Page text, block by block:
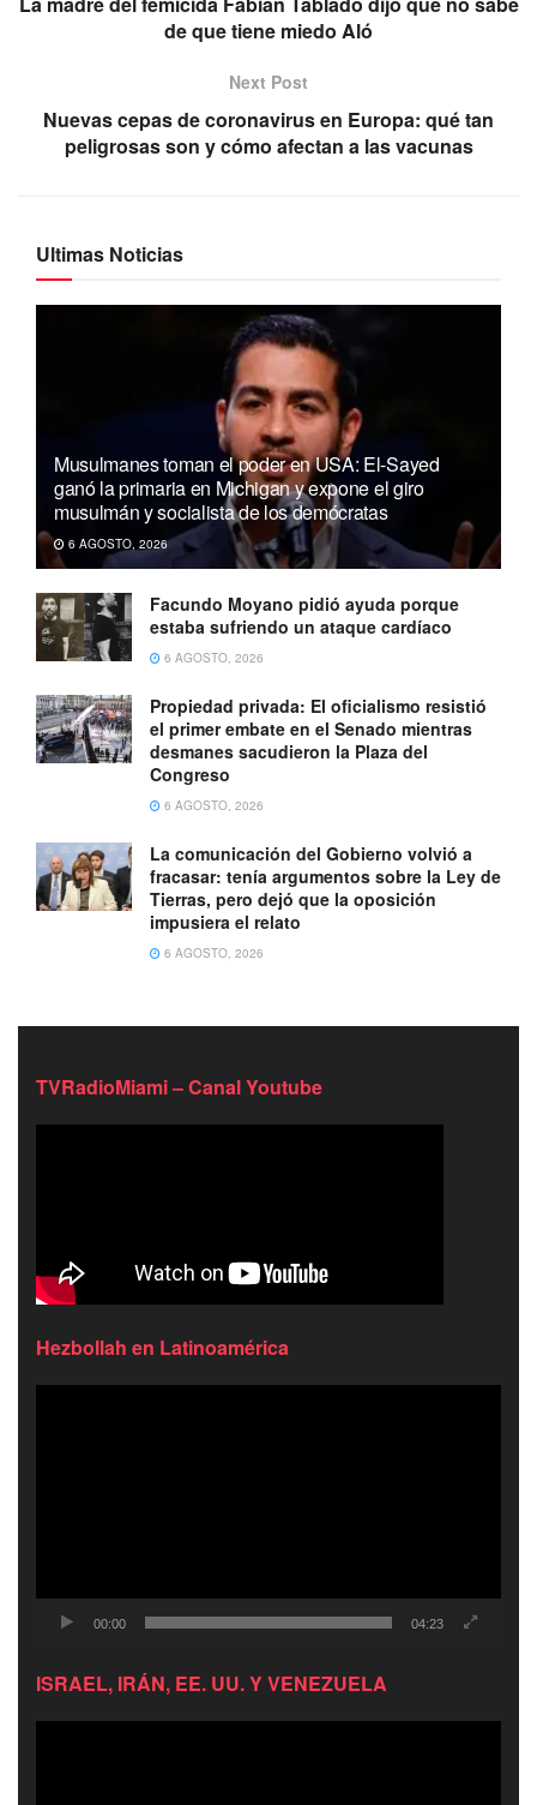
de que tiene miedo Aló
Next Post
Nuevas cepas de coronavirus en Europa: qué tan
peligrosas son y cómo afectan a las vacunas
Ultimas Noticias
Musulmanes toman el poder en USA: El-Sayed
ganó la primaria en Michigan y expone el giro
musulmán y socialista de los demócratas
6 AGOSTO, 2026
Facundo Moyano pidió ayuda porque
estaba sufriendo un ataque cardíaco
6 AGOSTO, 2026
Propiedad privada: El oficialismo resistió
el primer embate en el Senado mientras
desmanes sacudieron la Plaza del
Congreso
6 AGOSTO, 2026
La comunicación del Gobierno volvió a
fracasar: tenía argumentos sobre la Ley de
Tierras, pero dejó que la oposición
impusiera el relato
6 AGOSTO, 2026
TVRadioMiami – Canal Youtube
Hezbollah en Latinoamérica
00:00 04:23
ISRAEL, IRÁN, EE. UU. Y VENEZUELA